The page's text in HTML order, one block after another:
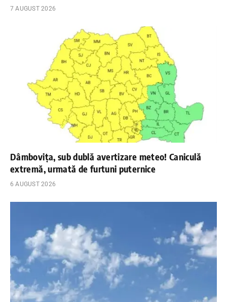
7 AUGUST 2026
Dâmbovița, sub dublă avertizare meteo! Caniculă
extremă, urmată de furtuni puternice
6 AUGUST 2026